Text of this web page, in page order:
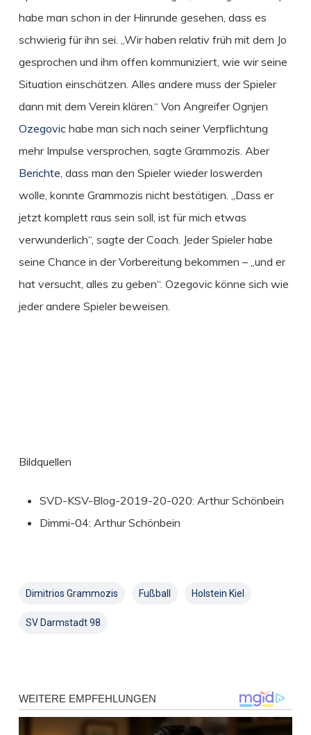
habe man schon in der Hinrunde gesehen, dass es
schwierig für ihn sei. „Wir haben relativ früh mit dem Jo
gesprochen und ihm offen kommuniziert, wie wir seine
Situation einschätzen. Alles andere muss der Spieler
dann mit dem Verein klären.“ Von Angreifer Ognjen
Ozegovichabe man sich nach seiner Verpflichtung
mehr Impulse versprochen, sagte Grammozis. Aber
Berichte , dass man den Spieler wieder loswerden
wolle, konnte Grammozis nicht bestätigen. „Dass er
jetzt komplett raus sein soll, ist für mich etwas
verwunderlich“, sagte der Coach. Jeder Spieler habe
seine Chance in der Vorbereitung bekommen – „und er
hat versucht, alles zu geben“. Ozegovic könne sich wie
jeder andere Spieler beweisen.
Bildquellen
SVD-KSV-Blog-2019-20-020: Arthur Schönbein
Dimmi-04: Arthur Schönbein
Dimitrios Grammozis Fußball Holstein Kiel
SV Darmstadt 98